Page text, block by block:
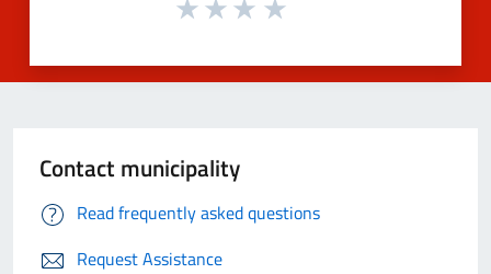
Contact municipality
Read frequently asked questions
Request Assistance